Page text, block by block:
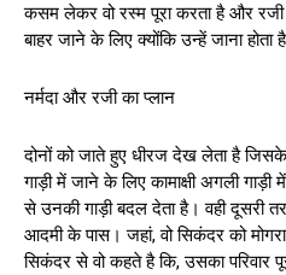
कसम लेकर वो रस्म पूरा करता है और रजी
बाहर जाने के लिए क्योंकि उन्हें जाना
नर्मदा और रजी का प्लान
दोनों को जाते हुए धीरज देख लेता है
गाड़ी में जाने के लिए कामाक्षी अगली
से उनकी गाड़ी बदल देता है। वही दूसरी
आदमी के पास। जहां, वो सिकंदर को
सिकंदर से वो कहते है कि, उसका परिवार